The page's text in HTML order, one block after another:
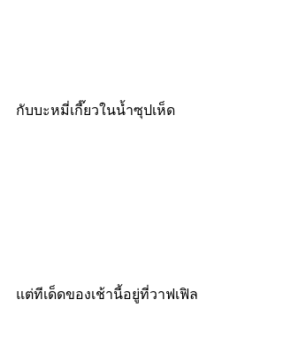
กับบะหมี่เกี๊ยวในน้ำซุปเห็ด
แต่ทีเด็ดของเช้านี้อยู่ที่วาฟเฟิล